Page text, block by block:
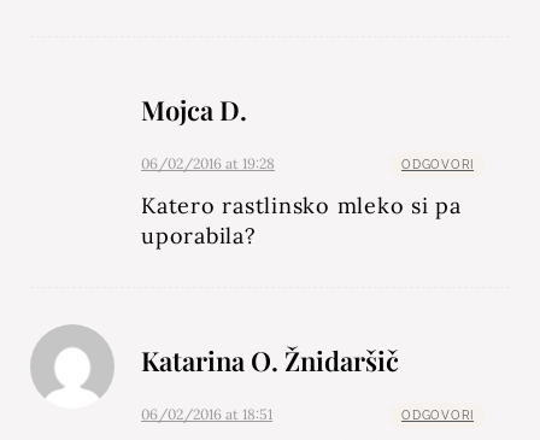
Mojca D.
06/02/2016 at 19:28 ODGOVORI
Katero rastlinsko mleko si pa
uporabila?
Katarina O. Žnidaršič
06/02/2016 at 18:51 ODGOVORI